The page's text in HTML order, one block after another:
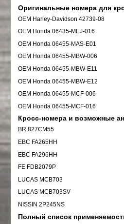
Оригинальные номера для
OEM Harley-Davidson 42739-08
OEM Honda 06435-MEJ-016
OEM Honda 06455-MAS-E01
OEM Honda 06455-MBW-006
OEM Honda 06455-MBW-E11
OEM Honda 06455-MBW-E12
OEM Honda 06455-MCF-006
OEM Honda 06455-MCF-016
Кросс-номера и возможные
BR 827CM55
EBC FA265HH
EBC FA296HH
FE FDB2079P
LUCAS MCB703
LUCAS MCB703SV
NISSIN 2P245NS
Полный список